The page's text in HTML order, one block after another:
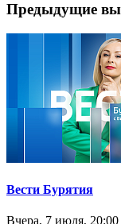
Предыдущие
Вести Бурятия
Вчера, 7 июля, 20:00